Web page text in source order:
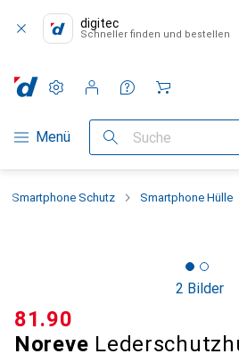
digitec
Schneller finden und bestellen
Navigation nach Kategorien
Menü Suche
Einstellungen
Kundenkonto
Vergleichslisten
Merklisten
Warenkorb
Smartphone Schutz Smartphone Hülle
2 Bilder
Noreve
CHF
81.90